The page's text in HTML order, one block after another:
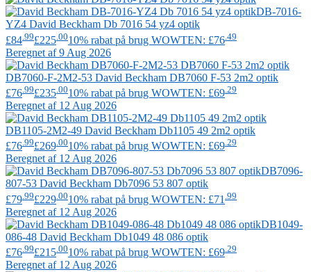
DB-7016-
YZ4 David Beckham Db 7016 54 yz4 optik
£84 .99£225 .0010% rabat på brug WOWTEN: £76 .49
Beregnet af 9 Aug 2026
DB7060-F-2M2-53 David Beckham DB7060 F-53 2m2 optik
£76 .99£235 .0010% rabat på brug WOWTEN: £69 .29
Beregnet af 12 Aug 2026
DB1105-2M2-49 David Beckham Db1105 49 2m2 optik
£76.99£269.0010% rabat på brug WOWTEN: £69.29
Beregnet af 12 Aug 2026
DB7096-
807-53 David Beckham Db7096 53 807 optik
£79 .99£229 .0010% rabat på brug WOWTEN: £71 .99
Beregnet af 12 Aug 2026
DB1049-
086-48 David Beckham Db1049 48 086 optik
£76 .99£215 .0010% rabat på brug WOWTEN: £69 .29
Beregnet af 12 Aug 2026